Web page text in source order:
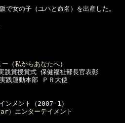
女の子（ユハと命名）を出産した。
（私からあなたへ）
賞式 保健福祉部長官表彰
践運動本部 ＰＲ大使
ンメント（2007-1）
）エンターテイメント